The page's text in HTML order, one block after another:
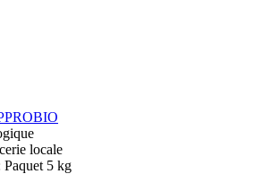
locale
5 kg